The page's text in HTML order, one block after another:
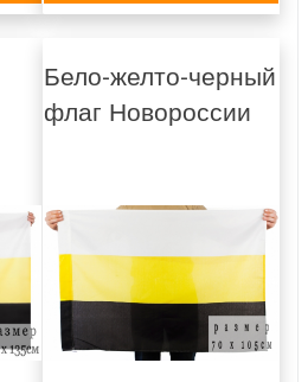
Бело-желто-черный
флаг Новороссии